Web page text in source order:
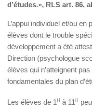
d’études.», RLS art. 86,
L’appui individuel et/ou
élèves dont le trouble
développement a été
Direction (psychologue
élèves qui n’atteignent
fondamentales du plan
Les élèves de 1 H à 11 H